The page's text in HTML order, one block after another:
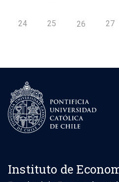
24 25 26 27
Instituto de